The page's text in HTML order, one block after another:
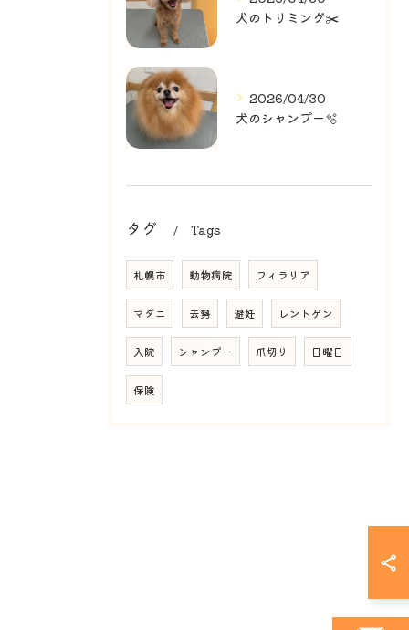
犬のトリミング✂️
2026/04/30
犬のシャンプー🫧
タグ Tags
札幌市 動物病院 フィラリア
マダニ 去勢 避妊 レントゲン
入院 シャンプー 爪切り 日曜日
保険